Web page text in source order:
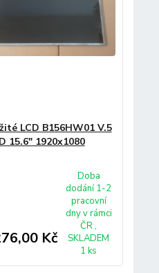
LCD B156HW01 V.5
15.6" 1920x1080
Kč
Doba
dodání 1-2
pracovní
dny v rámci
ČR ,
SKLADEM
1 ks